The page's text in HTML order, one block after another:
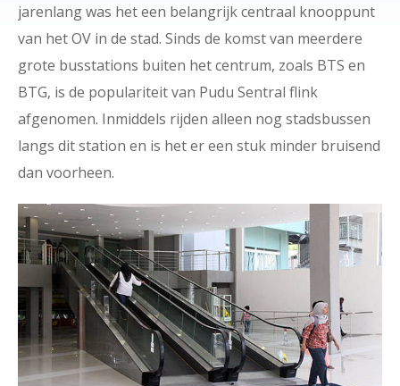
jarenlang was het een belangrijk centraal knooppunt
van het OV in de stad. Sinds de komst van meerdere
grote busstations buiten het centrum, zoals BTS en
BTG, is de populariteit van Pudu Sentral flink
afgenomen. Inmiddels rijden alleen nog stadsbussen
langs dit station en is het er een stuk minder bruisend
dan voorheen.